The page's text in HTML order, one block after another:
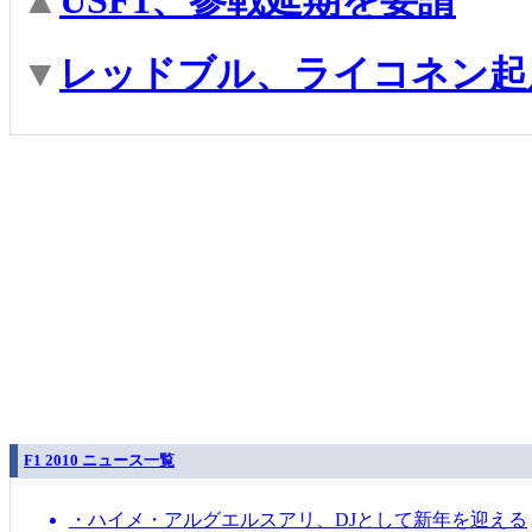
▼ レッドブル、ライコネン
F1 2010 ニュース一覧
・ハイメ・アルグエルスアリ、DJとして新年を迎える